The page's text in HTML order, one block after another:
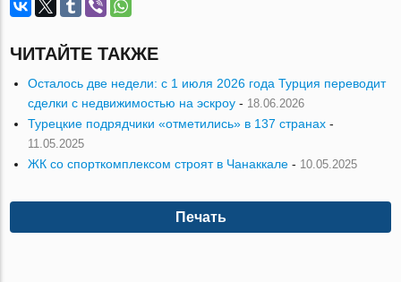
ЧИТАЙТЕ ТАКЖЕ
Осталось две недели: с 1 июля 2026 года Турция переводит
сделки с недвижимостью на эскроу - 18.06.2026
Турецкие подрядчики «отметились» в 137 странах -
11.05.2025
ЖК со спорткомплексом строят в Чанаккале - 10.05.2025
Печать